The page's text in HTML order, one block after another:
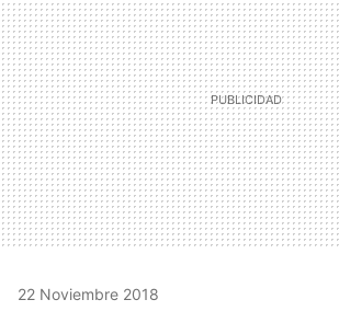
22 Noviembre 2018